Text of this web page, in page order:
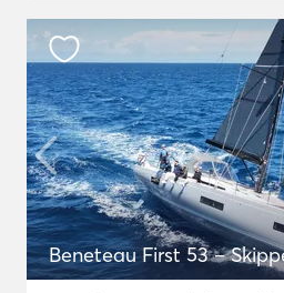
Beneteau First 53 –